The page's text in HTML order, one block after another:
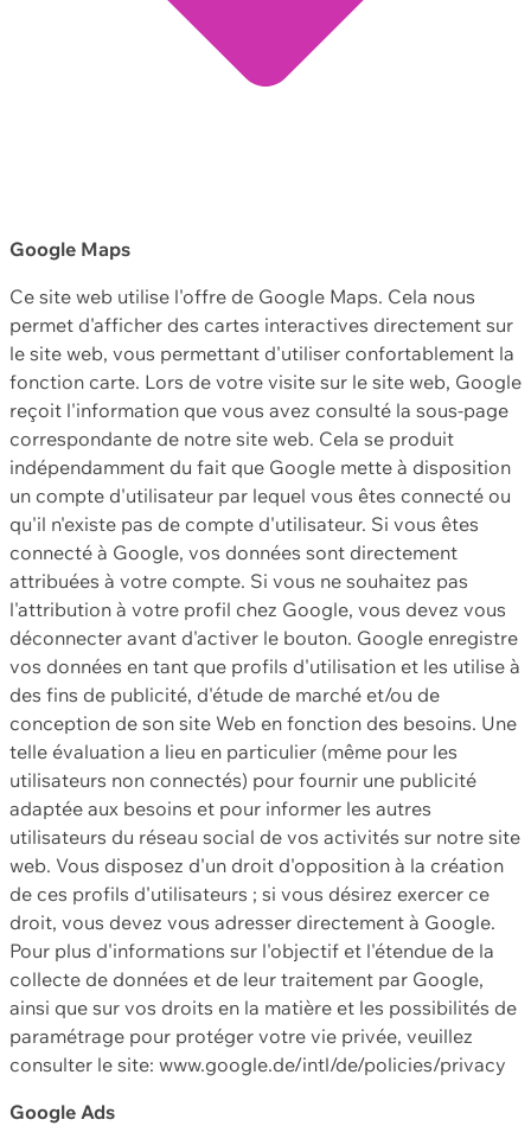
Google Maps
Ce site web utilise l'offre de Google Maps. Cela nous
permet d'afficher des cartes interactives directement sur
le site web, vous permettant d'utiliser confortablement la
fonction carte. Lors de votre visite sur le site web, Google
reçoit l'information que vous avez consulté la sous-page
correspondante de notre site web. Cela se produit
indépendamment du fait que Google mette à disposition
un compte d'utilisateur par lequel vous êtes connecté ou
qu'il n'existe pas de compte d'utilisateur. Si vous êtes
connecté à Google, vos données sont directement
attribuées à votre compte. Si vous ne souhaitez pas
l'attribution à votre profil chez Google, vous devez vous
déconnecter avant d'activer le bouton. Google enregistre
vos données en tant que profils d'utilisation et les utilise à
des fins de publicité, d'étude de marché et/ou de
conception de son site Web en fonction des besoins. Une
telle évaluation a lieu en particulier (même pour les
utilisateurs non connectés) pour fournir une publicité
adaptée aux besoins et pour informer les autres
utilisateurs du réseau social de vos activités sur notre site
web. Vous disposez d'un droit d'opposition à la création
de ces profils d'utilisateurs ; si vous désirez exercer ce
droit, vous devez vous adresser directement à Google.
Pour plus d'informations sur l'objectif et l'étendue de la
collecte de données et de leur traitement par Google,
ainsi que sur vos droits en la matière et les possibilités de
paramétrage pour protéger votre vie privée, veuillez
consulter le site: www.google.de/intl/de/policies/privacy
Google Ads